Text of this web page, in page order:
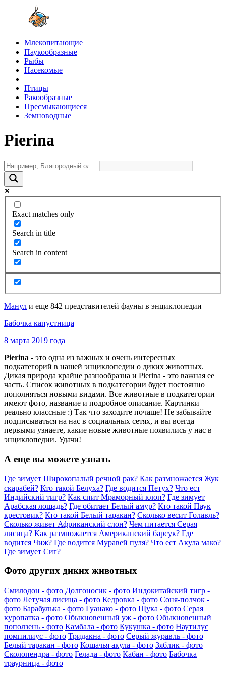
Млекопитающие
Паукообразные
Рыбы
Насекомые
Птицы
Ракообразные
Пресмыкающиеся
Земноводные
Pierina
Exact matches only
Search in title
Search in content
Манул и еще 842 представителей фауны в энциклопедии
Бабочка капустница
8 марта 2019 года
Pierina - это одна из важных и очень интересных
подкатегорий в нашей энциклопедии о диких животных.
Дикая природа крайне разнообразна и Pierina - это важная ее
часть. Список животных в подкатегории будет постоянно
пополняться новыми видами. Все животные в подкатегории
имеют фото, название и подробное описание. Картинки
реально классные :) Так что заходите почаще! Не забывайте
подписываться на нас в социальных сетях, и вы всегда
первыми узнаете, какие новые животные появились у нас в
энциклопедии. Удачи!
А еще вы можете узнать
Где зимует Широкопалый речной рак? Как размножается Жук
скарабей? Кто такой Белуха? Где водится Петух? Что ест
Индийский тигр? Как спит Мраморный клоп? Где зимует
Арабская лошадь? Где обитает Белый амур? Кто такой Паук
крестовик? Кто такой Белый таракан? Сколько весит Голавль?
Сколько живет Африканский слон? Чем питается Серая
лисица? Как размножается Американский барсук? Где
водится Чиж? Где водится Муравей пуля? Что ест Акула мако?
Где зимует Сиг?
Фото других диких животных
Смилодон - фото Долгоносик - фото Индокитайский тигр -
фото Летучая лисица - фото Кедровка - фото Соня-полчок -
фото Барабулька - фото Гуанако - фото Щука - фото Серая
куропатка - фото Обыкновенный уж - фото Обыкновенный
поползень - фото Камбала - фото Кукушка - фото Наутилус
помпилиус - фото Тридакна - фото Серый журавль - фото
Белый таракан - фото Кошачья акула - фото Зяблик - фото
Сколопендра - фото Гелада - фото Кабан - фото Бабочка
траурница - фото